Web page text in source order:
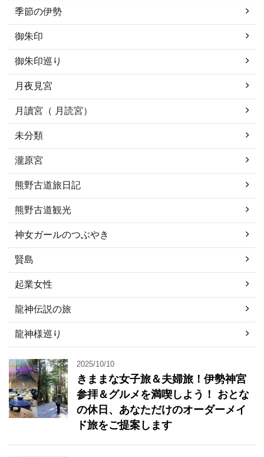
季節の伊勢
御朱印
御朱印巡り
月夜見宮
月讀宮（ 月読宮）
未分類
瀧原宮
熊野古道旅日記
熊野古道観光
神女ガールのつぶやき
賢島
起業女性
龍神伝説の旅
龍神様巡り
2025/10/10
きままな女子旅＆夫婦旅！伊勢神宮
参拝＆グルメを満喫しよう！ おとな
の休日、あなただけのオーダーメイ
ド旅をご提案します